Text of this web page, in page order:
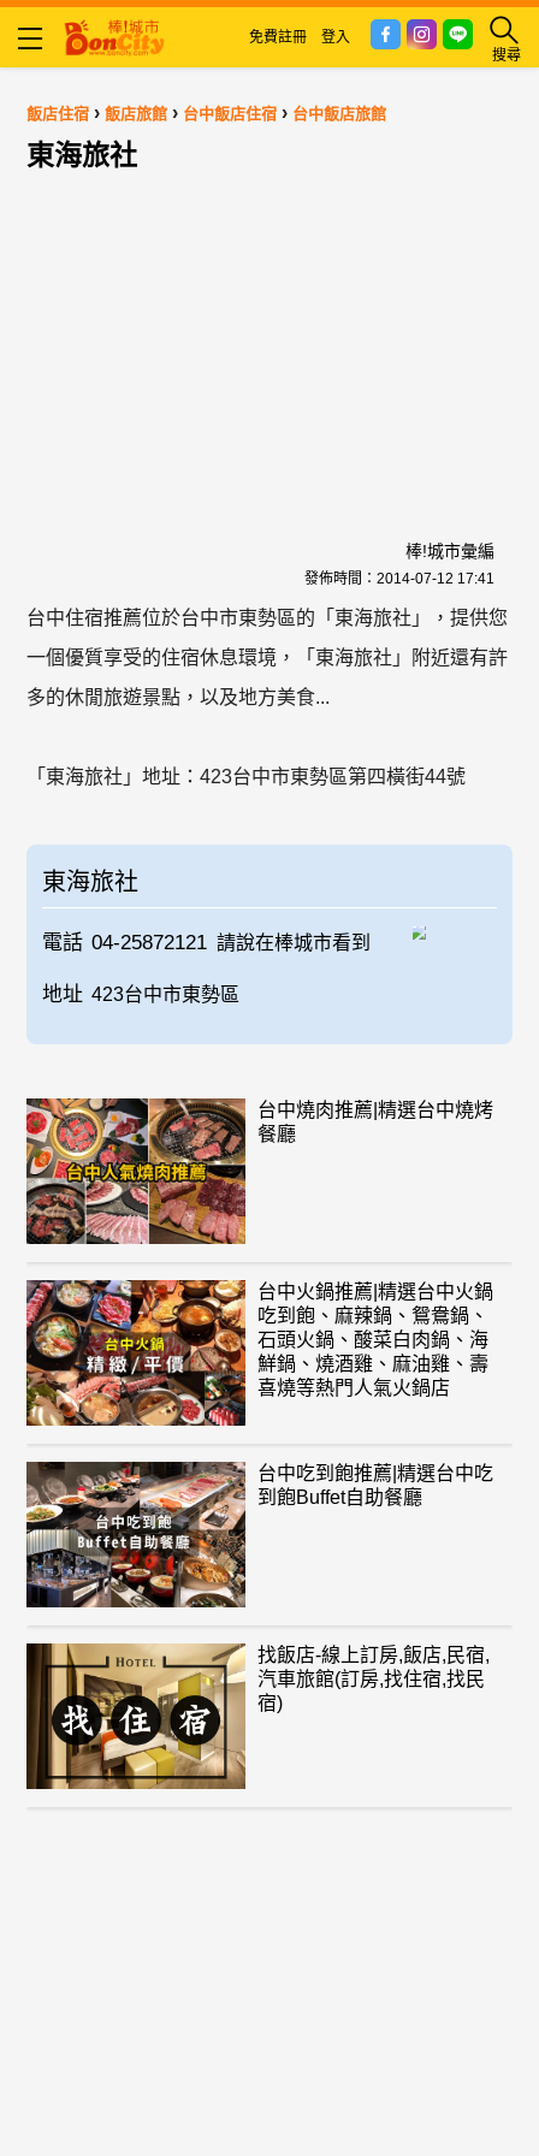
搜尋
免費註冊 登入
飯店住宿 ›飯店旅館 › 台中飯店住宿 › 台中飯店旅館
東海旅社
棒!城市彙編
發佈時間： 2014-07-12 17:41
台中住宿推薦位於台中市東勢區的「東海旅社」，提供您
一個優質享受的住宿休息環境，「東海旅社」附近還有許
多的休閒旅遊景點，以及地方美食...
「東海旅社」地址：423台中市東勢區第四橫街44號
東海旅社
電話 04-25872121 請說在棒城市看到
地址 423台中市東勢區
台中燒肉推薦|精選台中燒烤
餐廳
台中火鍋推薦|精選台中火鍋
吃到飽、麻辣鍋、鴛鴦鍋、
石頭火鍋、酸菜白肉鍋、海
鮮鍋、燒酒雞、麻油雞、壽
喜燒等熱門人氣火鍋店
台中吃到飽推薦|精選台中吃
到飽Buffet自助餐廳
找飯店-線上訂房,飯店,民宿,
汽車旅館(訂房,找住宿,找民
宿)